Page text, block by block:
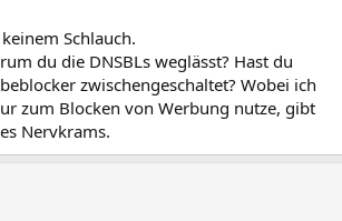
Schlauch.
du die DNSBLs weglässt? Hast du
zwischengeschaltet? Wobei ich
zum Blocken von Werbung nutze, gibt
Nervkrams.